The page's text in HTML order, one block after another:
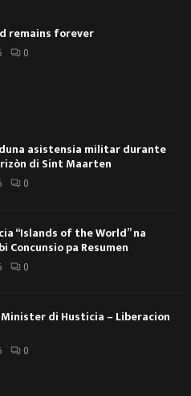
remains forever
0
asistensia militar durante
di Sint Maarten
0
“Islands of the World” na
Concunsio pa Resumen
0
di Husticia – Liberacion
0